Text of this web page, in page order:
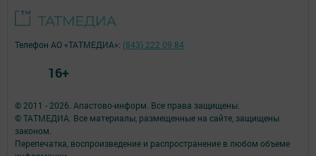
© 2011 - 2026. Апастово-информ. Все права защищены.
© ТАТМЕДИА. Все материалы, размещенные на сайте, защищены
законом.
Перепечатка, воспроизведение и распространение в любом объеме
Телефон АО «ТАТМЕДИА»: (843) 222 09 84
16+